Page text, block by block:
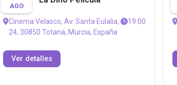
AGO
Cinema Velasco, Av. Santa Eulalia,
24, 30850 Totana, Murcia, España
19:00
Ver detalles